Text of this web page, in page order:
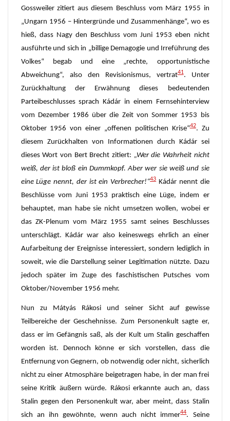
Gossweiler zitiert aus diesem Beschluss vom März 1955 in
„Ungarn 1956 – Hintergründe und Zusammenhänge“, wo es
hieß, dass Nagy den Beschluss vom Juni 1953 eben nicht
ausführte und sich in „billige Demagogie und Irreführung des
Volkes“ begab und eine „rechte, opportunistische
Abweichung“, also den Revisionismus, vertrat41. Unter
Zurückhaltung der Erwähnung dieses bedeutenden
Parteibeschlusses sprach Kádár in einem Fernsehinterview
vom Dezember 1986 über die Zeit von Sommer 1953 bis
Oktober 1956 von einer „offenen politischen Krise“42. Zu
diesem Zurückhalten von Informationen durch Kádár sei
dieses Wort von Bert Brecht zitiert: „Wer die Wahrheit nicht
weiß, der ist bloß ein Dummkopf. Aber wer sie weiß und sie
eine Lüge nennt, der ist ein Verbrecher!“43Kádár nennt die
Beschlüsse vom Juni 1953 praktisch eine Lüge, indem er
behauptet, man habe sie nicht umsetzen wollen, wobei er
das ZK-Plenum vom März 1955 samt seines Beschlusses
unterschlägt. Kádár war also keineswegs ehrlich an einer
Aufarbeitung der Ereignisse interessiert, sondern lediglich in
soweit, wie die Darstellung seiner Legitimation nützte. Dazu
jedoch später im Zuge des faschistischen Putsches vom
Oktober/November 1956 mehr.
Nun zu Mátyás Rákosi und seiner Sicht auf gewisse
Teilbereiche der Geschehnisse. Zum Personenkult sagte er,
dass er im Gefängnis saß, als der Kult um Stalin geschaffen
worden ist. Dennoch könne er sich vorstellen, dass die
Entfernung von Gegnern, ob notwendig oder nicht, sicherlich
nicht zu einer Atmosphäre beigetragen habe, in der man frei
seine Kritik äußern würde. Rákosi erkannte auch an, dass
Stalin gegen den Personenkult war, aber meint, dass Stalin
sich an ihn gewöhnte, wenn auch nicht immer44. Seine